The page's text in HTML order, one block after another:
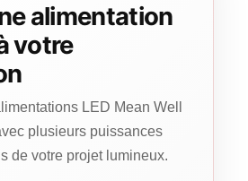
alimentation
votre
LED Mean Well
plusieurs puissances
de votre projet lumineux.